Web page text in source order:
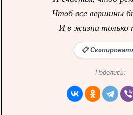
Чтоб все вершины
И в жизни только
📋
Поделись: